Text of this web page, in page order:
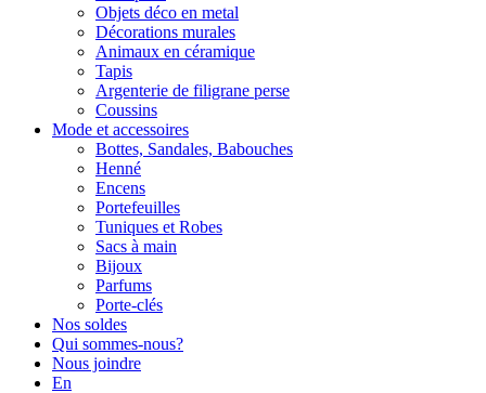
Objets déco en metal
Décorations murales
Animaux en céramique
Tapis
Argenterie de filigrane perse
Coussins
Mode et accessoires
Bottes, Sandales, Babouches
Henné
Encens
Portefeuilles
Tuniques et Robes
Sacs à main
Bijoux
Parfums
Porte-clés
Nos soldes
Qui sommes-nous?
Nous joindre
En